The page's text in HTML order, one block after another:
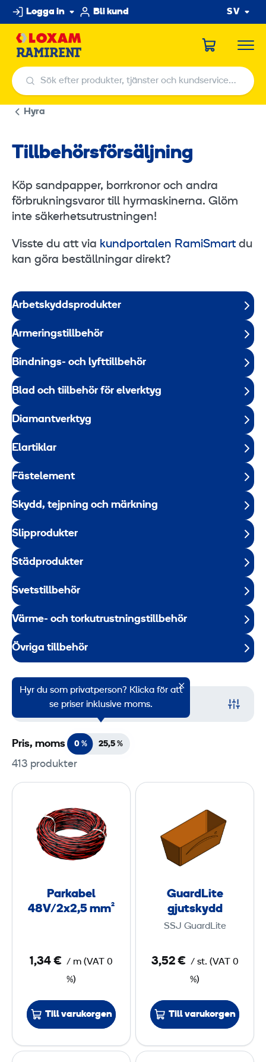
Hoppa
till
innehållet
Logga in Bli kund SV
Sök efter produkter, tjänster och kundservicecenter
Sök efter produkter, tjänster och kundservicecenter
Hyra
Tillbehörsförsäljning
Köp sandpapper, borrkronor och andra
förbrukningsvaror till hyrmaskinerna. Glöm
inte säkerhetsutrustningen!
Visste du att via kundportalen RamiSmartdu
kan göra beställningar direkt?
Arbetskyddsprodukter
Armeringstillbehör
Bindnings- och lyfttillbehör
Blad och tiilbehör för elverktyg
Diamantverktyg
Elartiklar
Fästelement
Skydd, tejpning och märkning
Slipprodukter
Städprodukter
Svetstillbehör
Värme- och torkutrustningstillbehör
Övriga tillbehör
Filter
413 produkter
Hyr du som privatperson? Klicka för att
se priser inklusive moms.
Pris, moms 0 % 25,5 %
a
r
k
a
l
/
2
x
2
,
5
Parkabel
48V/2x2,5 mm²
1,34 € / m (VAT
0
%)
Till varukorgen
r
d
t
u
t
s
k
y
d
GuardLite
gjutskydd
SSJ GuardLite
3,52 € / st. (VAT
0
%)
Till varukorgen